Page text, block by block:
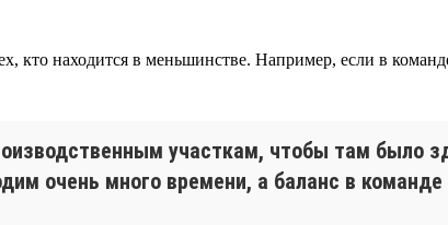
кто находится в меньшинстве. Например, если в
участкам, чтобы там было
очень много времени, а баланс в